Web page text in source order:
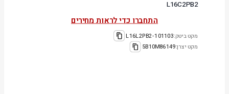
L16C2PB2
התחברו כדי לראות מחירים
מקט ביטק:101103-L16L2PB2
מקט יצרן:5B10M86149